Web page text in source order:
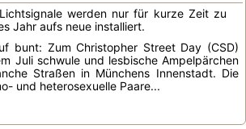
werden nur für kurze Zeit zu
Jahr aufs neue installiert.
bunt: Zum Christopher Street Day (CSD)
Juli schwule und lesbische Ampelpärchen
Straßen in Münchens Innenstadt. Die
und heterosexuelle Paare...